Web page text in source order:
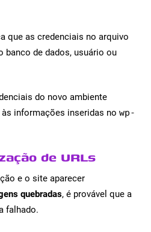
que as credenciais no arquivo
banco de dados, usuário ou
do novo ambiente
às informações inseridas no wp-
de URLs
e o site aparecer
quebradas, é provável que a
falhado.